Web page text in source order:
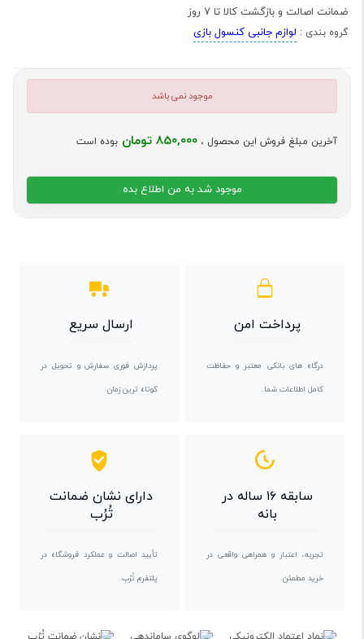
ضمانت اصالت و بازگشت کالا تا 7 روز
گروه بندی : لوازم جانبی کنسول بازی
موجود نمی باشد
آخرین مبلغ فروش این محصول ، 850,000 تومان بوده است
موجود شد به من اطلاع بده
پرداخت امن
درگاه های بانکی معتبر و حفاظت
کامل اطلاعات شما.
ارسال سریع
پردازش فوری سفارش و تحویل در
کوتاه ترین زمان.
سابقه ۱۶ ساله در
بانه
تجربه، اعتبار و همراهی واقعی در
خرید مطمئن.
دارای نشان ضمانت
تُرُب
تأیید اصالت و عملکرد فروشگاه در
پلتفرم تُرُب.